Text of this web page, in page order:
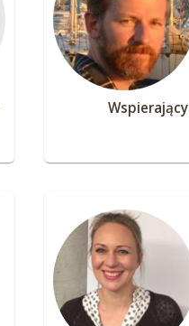
Wspierający